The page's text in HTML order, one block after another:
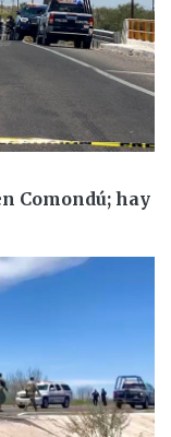
Comondú; hay